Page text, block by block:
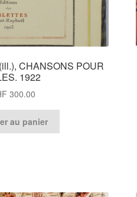
CHANSONS POUR
1922
300.00
au panier